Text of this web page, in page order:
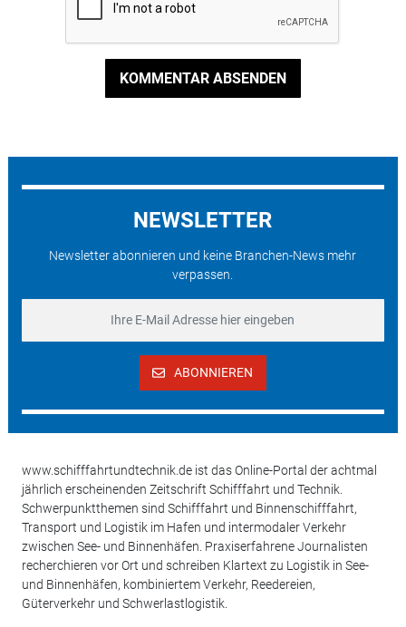
KOMMENTAR ABSENDEN
NEWSLETTER
Newsletter abonnieren und keine Branchen-News mehr
verpassen.
ABONNIEREN
www.schifffahrtundtechnik.de ist das Online-Portal der achtmal
jährlich erscheinenden Zeitschrift Schifffahrt und Technik.
Schwerpunktthemen sind Schifffahrt und Binnenschifffahrt,
Transport und Logistik im Hafen und intermodaler Verkehr
zwischen See- und Binnenhäfen. Praxiserfahrene Journalisten
recherchieren vor Ort und schreiben Klartext zu Logistik in See-
und Binnenhäfen, kombiniertem Verkehr, Reedereien,
Güterverkehr und Schwerlastlogistik.